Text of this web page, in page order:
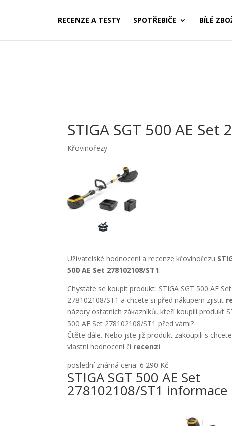
RECENZE A TESTY SPOTŘEBIČE BÍLÉ
STIGA SGT 500 AE
Křovinořezy
Uživatelské hodnocení a recenze křovinořezu
500 AE Set 278102108/ST1.
Chystáte se koupit produkt: STIGA SGT 500 AE Set
278102108/ST1 a chcete si před nákupem zjistit
názory ostatních zákazníků, kteří koupili produkt
500 AE Set 278102108/ST1 před vámi?
Čtěte dále. Nebo jste již produkt zakoupili s
vlastní hodnocení či recenzi
poslední známá cena: 6 290 Kč
STIGA SGT 500 AE Set
278102108/ST1 informace